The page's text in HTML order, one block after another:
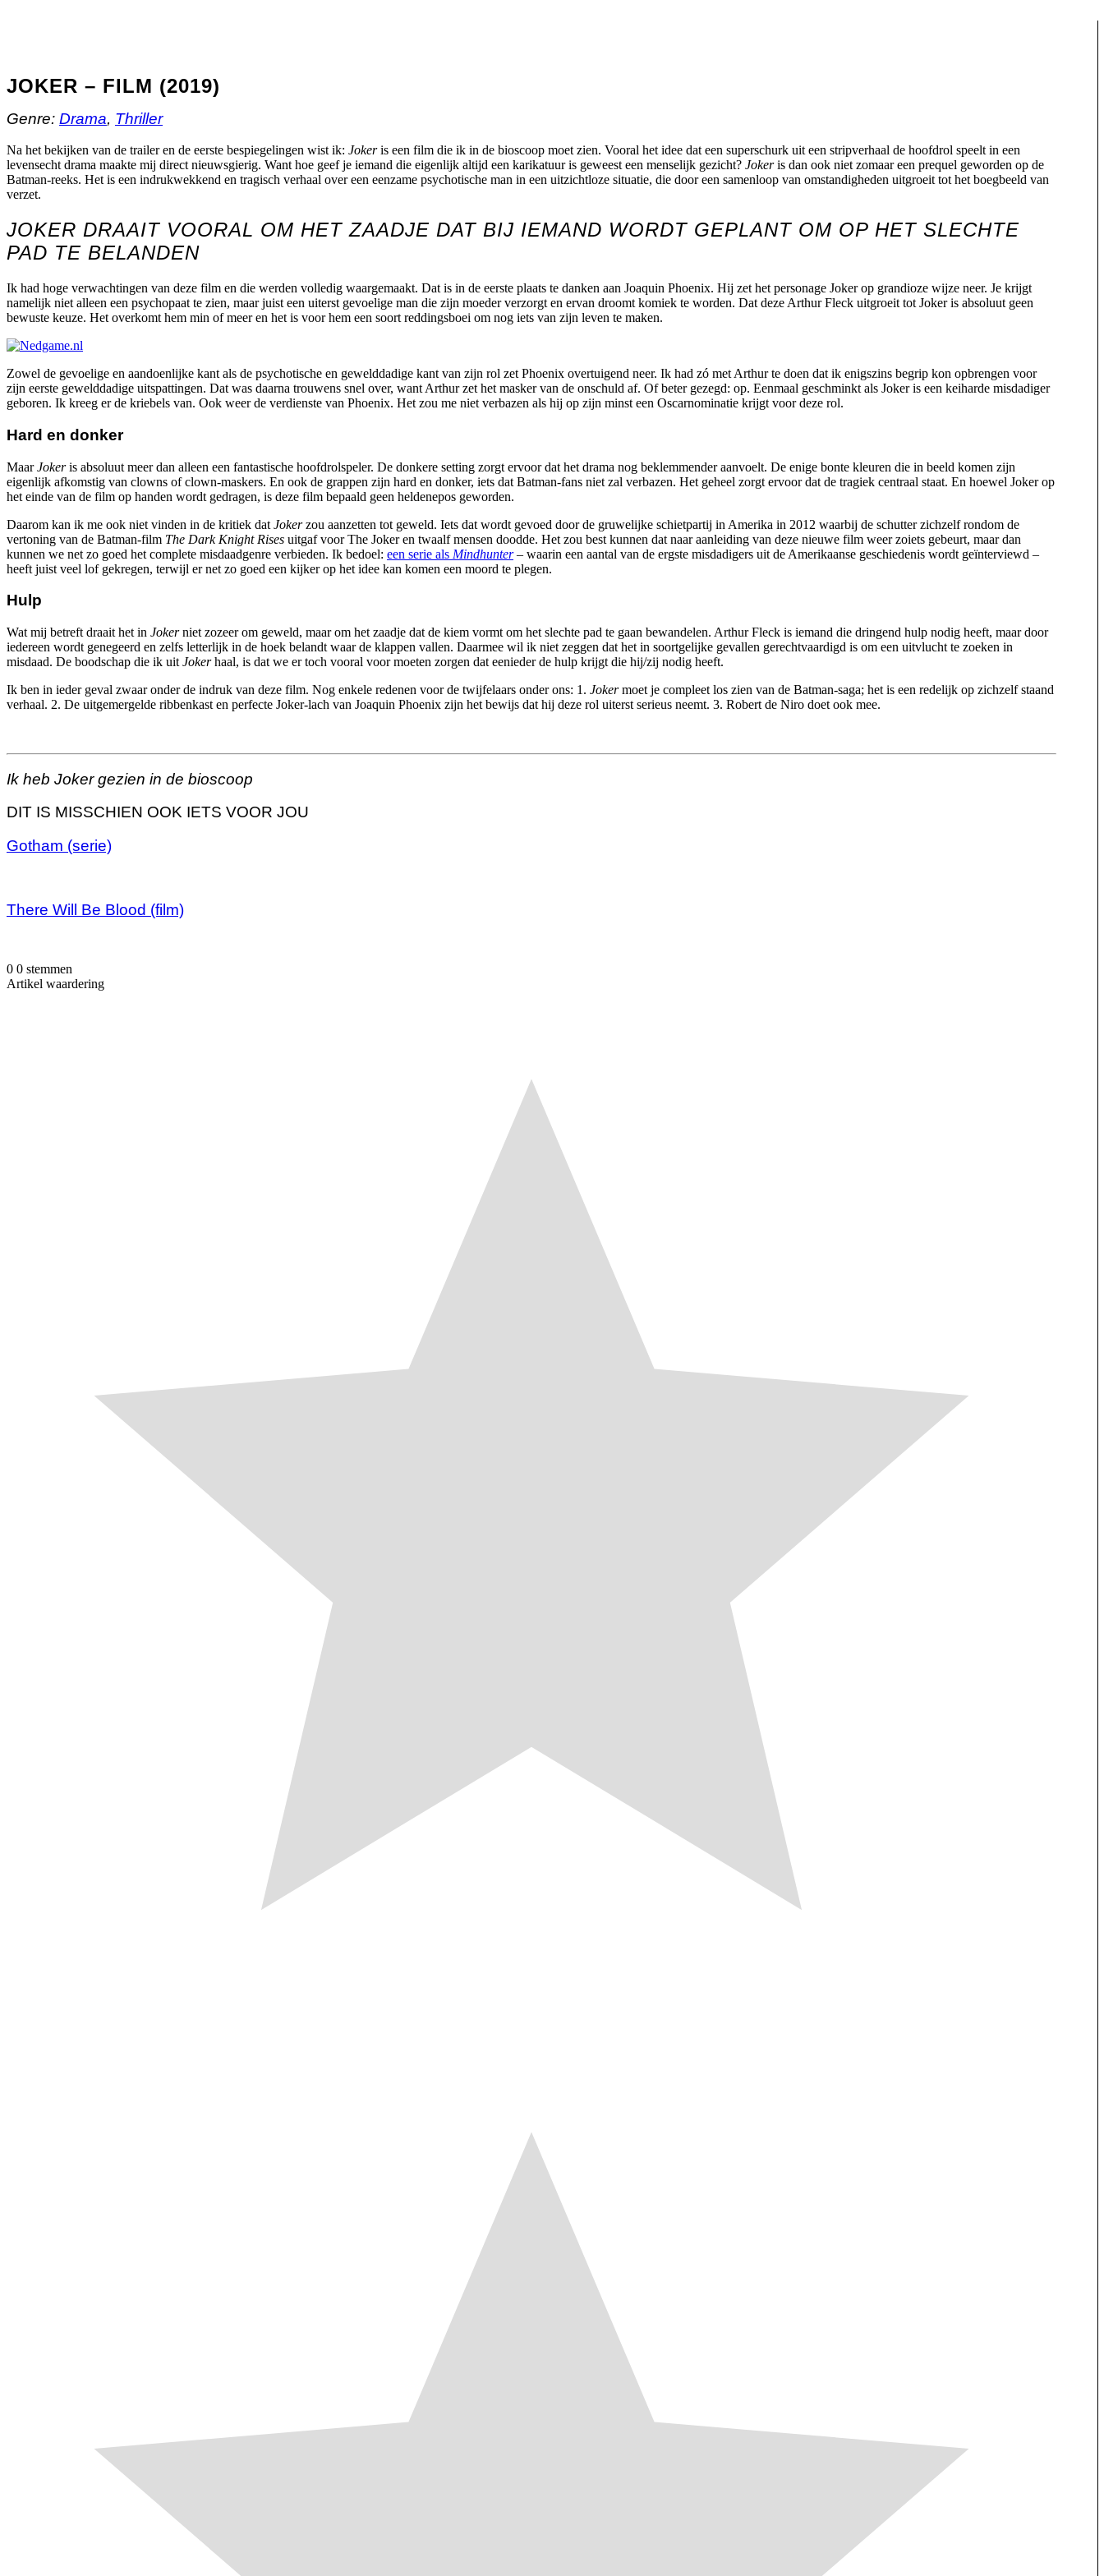
JOKER – FILM (2019)
Genre: Drama, Thriller
Na het bekijken van de trailer en de eerste bespiegelingen wist ik: Jokeris een film die ik in de bioscoop moet zien. Vooral het idee dat een superschurk uit een stripverhaal de hoofdrol speelt in een
levensecht drama maakte mij direct nieuwsgierig. Want hoe geef je iemand die eigenlijk altijd een karikatuur is geweest een menselijk gezicht? Jokeris dan ook niet zomaar een prequel geworden op de
Batman-reeks. Het is een indrukwekkend en tragisch verhaal over een eenzame psychotische man in een uitzichtloze situatie, die door een samenloop van omstandigheden uitgroeit tot het boegbeeld van
verzet.
JOKER DRAAIT VOORAL OM HET ZAADJE DAT BIJ IEMAND WORDT GEPLANT OM OP HET SLECHTE
PAD TE BELANDEN
Ik had hoge verwachtingen van deze film en die werden volledig waargemaakt. Dat is in de eerste plaats te danken aan Joaquin Phoenix. Hij zet het personage Joker op grandioze wijze neer. Je krijgt
namelijk niet alleen een psychopaat te zien, maar juist een uiterst gevoelige man die zijn moeder verzorgt en ervan droomt komiek te worden. Dat deze Arthur Fleck uitgroeit tot Joker is absoluut geen
bewuste keuze. Het overkomt hem min of meer en het is voor hem een soort reddingsboei om nog iets van zijn leven te maken.
Zowel de gevoelige en aandoenlijke kant als de psychotische en gewelddadige kant van zijn rol zet Phoenix overtuigend neer. Ik had zó met Arthur te doen dat ik enigszins begrip kon opbrengen voor
zijn eerste gewelddadige uitspattingen. Dat was daarna trouwens snel over, want Arthur zet het masker van de onschuld af. Of beter gezegd: op. Eenmaal geschminkt als Joker is een keiharde misdadiger
geboren. Ik kreeg er de kriebels van. Ook weer de verdienste van Phoenix. Het zou me niet verbazen als hij op zijn minst een Oscarnominatie krijgt voor deze rol.
Hard en donker
MaarJokeris absoluut meer dan alleen een fantastische hoofdrolspeler. De donkere setting zorgt ervoor dat het drama nog beklemmender aanvoelt. De enige bonte kleuren die in beeld komen zijn
eigenlijk afkomstig van clowns of clown-maskers. En ook de grappen zijn hard en donker, iets dat Batman-fans niet zal verbazen. Het geheel zorgt ervoor dat de tragiek centraal staat. En hoewel Joker op
het einde van de film op handen wordt gedragen, is deze film bepaald geen heldenepos geworden.
Daarom kan ik me ook niet vinden in de kritiek dat Jokerzou aanzetten tot geweld. Iets dat wordt gevoed door de gruwelijke schietpartij in Amerika in 2012 waarbij de schutter zichzelf rondom de
vertoning van de Batman-film The Dark Knight Rises uitgaf voor The Joker en twaalf mensen doodde. Het zou best kunnen dat naar aanleiding van deze nieuwe film weer zoiets gebeurt, maar dan
kunnen we net zo goed het complete misdaadgenre verbieden. Ik bedoel: een serie als Mindhunter– waarin een aantal van de ergste misdadigers uit de Amerikaanse geschiedenis wordt geïnterviewd –
heeft juist veel lof gekregen, terwijl er net zo goed een kijker op het idee kan komen een moord te plegen.
Hulp
Wat mij betreft draait het in Jokerniet zozeer om geweld, maar om het zaadje dat de kiem vormt om het slechte pad te gaan bewandelen. Arthur Fleck is iemand die dringend hulp nodig heeft, maar door
iedereen wordt genegeerd en zelfs letterlijk in de hoek belandt waar de klappen vallen. Daarmee wil ik niet zeggen dat het in soortgelijke gevallen gerechtvaardigd is om een uitvlucht te zoeken in
misdaad. De boodschap die ik uit Jokerhaal, is dat we er toch vooral voor moeten zorgen dat eenieder de hulp krijgt die hij/zij nodig heeft.
Ik ben in ieder geval zwaar onder de indruk van deze film. Nog enkele redenen voor de twijfelaars onder ons: 1. Jokermoet je compleet los zien van de Batman-saga; het is een redelijk op zichzelf staand
verhaal. 2. De uitgemergelde ribbenkast en perfecte Joker-lach van Joaquin Phoenix zijn het bewijs dat hij deze rol uiterst serieus neemt. 3. Robert de Niro doet ook mee.
Ik heb Joker gezien in de bioscoop
DIT IS MISSCHIEN OOK IETS VOOR JOU
Gotham (serie)
There Will Be Blood (film)
0 0 stemmen
Artikel waardering